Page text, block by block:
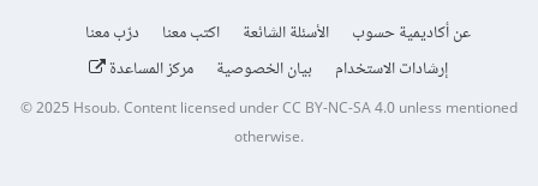
عن أكاديمية حسوب الأسئلة الشائعة اكتب معنا
درّب معنا
إرشادات الاستخدام
بيان الخصوصية مركز المساعدة
© 2025Hsoub.Content licensed underCC BY-NC-SA 4.0unless mentioned
otherwise.